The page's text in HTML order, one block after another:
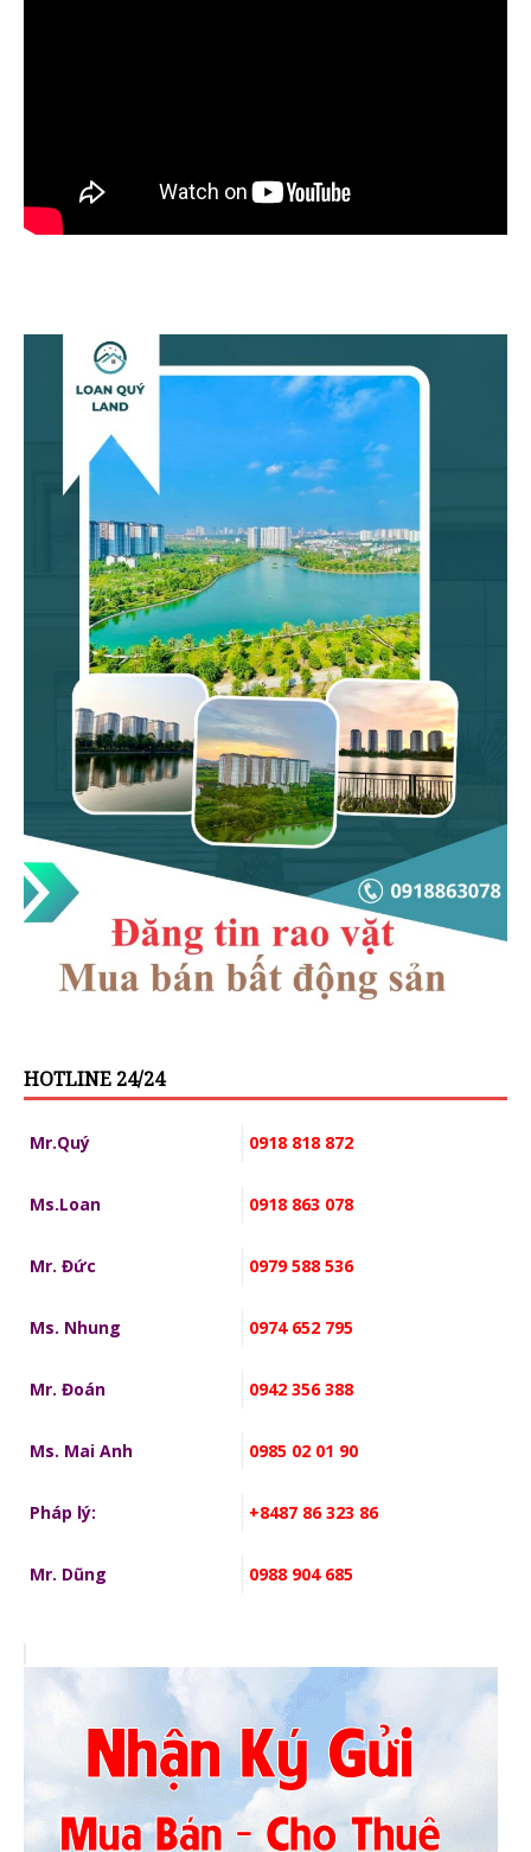
HOTLINE 24/24
Mr.Quý 0918 818 872
Ms.Loan 0918 863 078
Mr. Đức 0979 588 536
Ms. Nhung 0974 652 795
Mr. Đoán 0942 356 388
Ms. Mai Anh 0985 02 01 90
Pháp lý: +8487 86 323 86
Mr. Dũng 0988 904 685